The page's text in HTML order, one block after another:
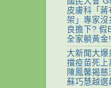
皮膚科「蔣
架」專家沒
良擔下? 假
全家躺黃金!
大新聞大爆
擋疫苗死上
陳鳳馨揭
蘇巧慧越選